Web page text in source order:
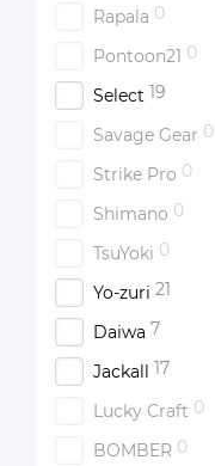
Rapala 0
Pontoon21 0
Select 19
Savage Gear 0
Strike Pro 0
Shimano 0
TsuYoki 0
Yo-zuri 21
Daiwa 7
Jackall 17
Lucky Craft 0
BOMBER 0